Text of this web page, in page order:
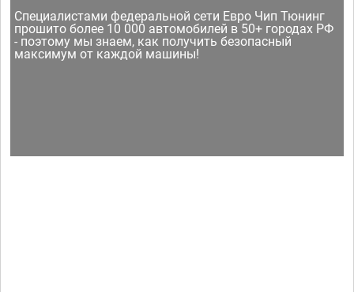
Специалистами федеральной сети Евро Чип Тюнинг
прошито более 10 000 автомобилей в 50+ городах РФ
- поэтому мы знаем, как получить безопасный
максимум от каждой машины!